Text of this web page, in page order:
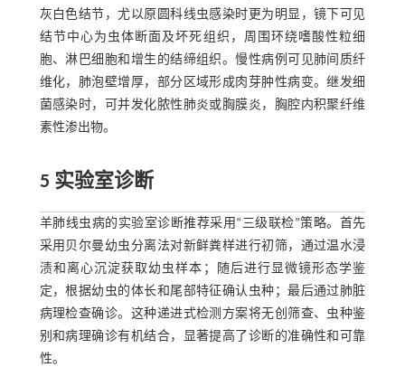
灰白色结节，尤以原圆科线虫感染时更为明显，镜下可见
结节中心为虫体断面及坏死组织，周围环绕嗜酸性粒细
胞、淋巴细胞和增生的结缔组织。慢性病例可见肺间质纤
维化，肺泡壁增厚，部分区域形成肉芽肿性病变。继发细
菌感染时，可并发化脓性肺炎或胸膜炎，胸腔内积聚纤维
素性渗出物。
5 实验室诊断
羊肺线虫病的实验室诊断推荐采用“三级联检”策略。首先
采用贝尔曼幼虫分离法对新鲜粪样进行初筛，通过温水浸
渍和离心沉淀获取幼虫样本；随后进行显微镜形态学鉴
定，根据幼虫的体长和尾部特征确认虫种；最后通过肺脏
病理检查确诊。这种递进式检测方案将无创筛查、虫种鉴
别和病理确诊有机结合，显著提高了诊断的准确性和可靠
性。